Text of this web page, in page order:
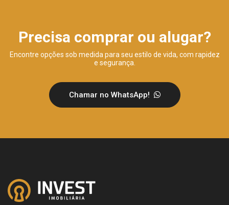
Precisa comprar ou alugar?
Encontre opções sob medida para seu estilo de vida, com rapidez
e segurança.
Chamar no WhatsApp!